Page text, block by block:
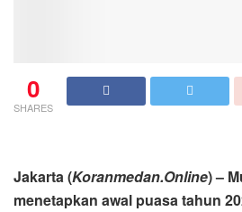
0
SHARES
Jakarta (Koranmedan.Online) –
menetapkan awal puasa tahun